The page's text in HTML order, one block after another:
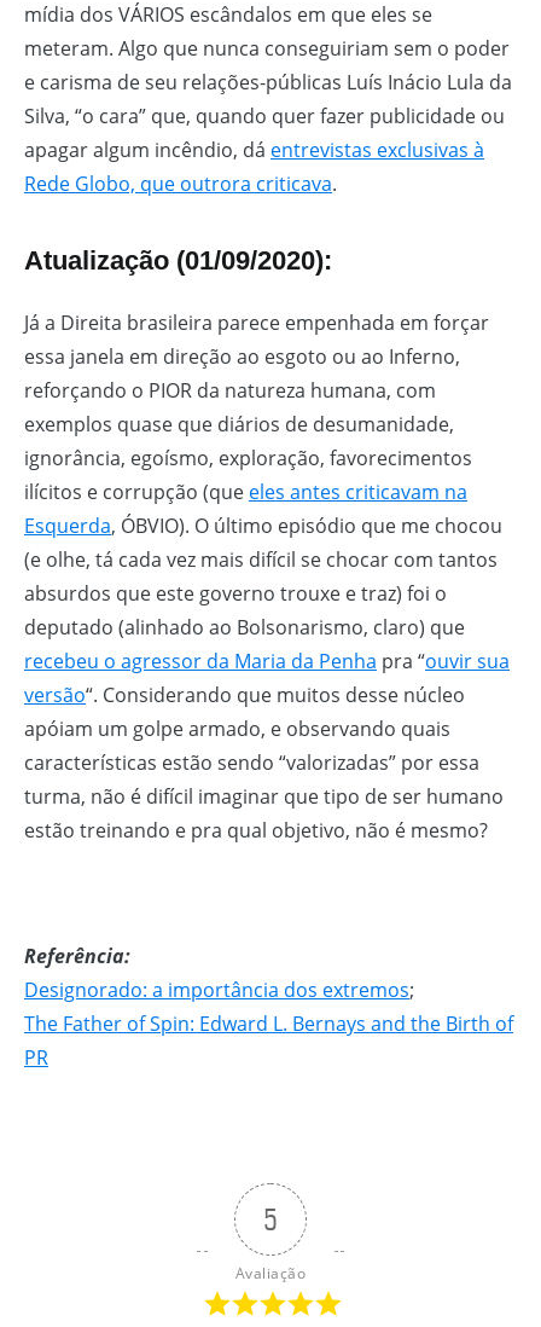
mídia dos VÁRIOS escândalos em que eles se
meteram. Algo que nunca conseguiriam sem o poder
e carisma de seu relações-públicas Luís Inácio Lula da
Silva, “o cara” que, quando quer fazer publicidade ou
apagar algum incêndio, dá entrevistas exclusivas à
Rede Globo, que outrora criticava.
Atualização (01/09/2020):
Já a Direita brasileira parece empenhada em forçar
essa janela em direção ao esgoto ou ao Inferno,
reforçando o PIOR da natureza humana, com
exemplos quase que diários de desumanidade,
ignorância, egoísmo, exploração, favorecimentos
ilícitos e corrupção (que eles antes criticavam na
Esquerda, ÓBVIO). O último episódio que me chocou
(e olhe, tá cada vez mais difícil se chocar com tantos
absurdos que este governo trouxe e traz) foi o
deputado (alinhado ao Bolsonarismo, claro) que
recebeu o agressor da Maria da Penha pra “ouvir sua
versão“. Considerando que muitos desse núcleo
apóiam um golpe armado, e observando quais
características estão sendo “valorizadas” por essa
turma, não é difícil imaginar que tipo de ser humano
estão treinando e pra qual objetivo, não é mesmo?
Referência:
Designorado: a importância dos extremos;
The Father of Spin: Edward L. Bernays and the Birth of
PR
5
Avaliação